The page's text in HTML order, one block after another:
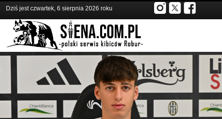
Dziś jest czwartek, 6 sierpnia 2026 roku